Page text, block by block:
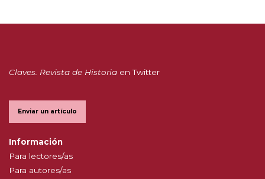
Claves. Revista de Historia en Twitter
Enviar un artículo
Información
Para lectores/as
Para autores/as